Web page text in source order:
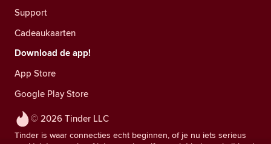
© 2026 Tinder LLC
Tinder is waar connecties echt beginnen, of je nu iets serieus
Support
Cadeaukaarten
Download de app!
App Store
Google Play Store